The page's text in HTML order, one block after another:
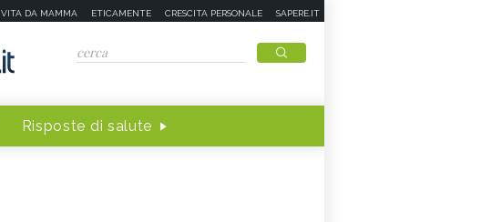
VITA DA MAMMA ETICAMENTE CRESCITA PERSONALE SAPERE.IT
Risposte di salute